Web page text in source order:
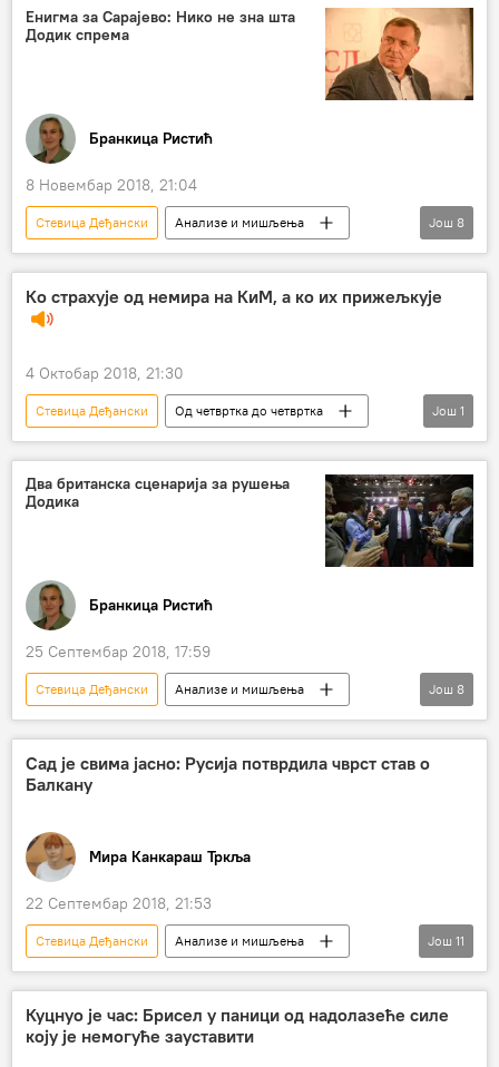
Република Српска (РС)
Александар Вучић
полиција
Босна и Херцеговина (БиХ)
Северна Македонија
избори
Енигма за Сарајево: Нико не зна шта
Додик спрема
Бранкица Ристић
8 Новембар 2018, 21:04
Стевица Деђански
Анализе и мишљења
Коментари и Аналитика
Милорад Додик
Анђелко Козомара
инаугурација
Република Српска (РС)
Још 8
Ко страхује од немира на КиМ, а ко их прижељкује
4 Октобар 2018, 21:30
Стевица Деђански
Од четвртка до четвртка
Радио
Још 1
Два британска сценарија за рушења
Додика
Бранкица Ристић
25 Септембар 2018, 17:59
Стевица Деђански
Анализе и мишљења
Балканске игре без граница
Република Српска (РС)
Британци
Босна и Херцеговина (БиХ)
Још 8
Сад је свима јасно: Русија потврдила чврст став о
Балкану
Мира Канкараш Тркља
22 Септембар 2018, 21:53
Стевица Деђански
Анализе и мишљења
Коментари и Аналитика
Западни Балкан
Сергеј Лавров
Зоран Миливојевић
интерес
Још 11
Куцнуо је час: Брисел у паници од надолазеће силе
коју је немогуће зауставити